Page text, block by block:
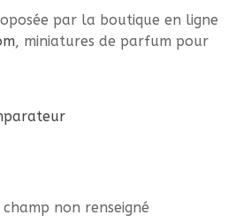
par la boutique en ligne
, miniatures de parfum pour
champ non renseigné